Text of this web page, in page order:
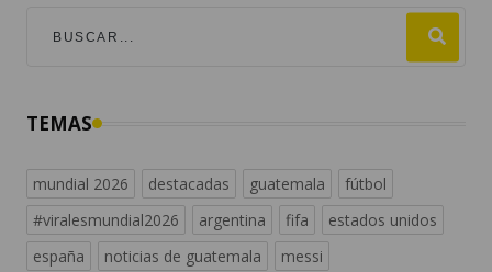
mundial 2026
españa
noticias de guatemala messi